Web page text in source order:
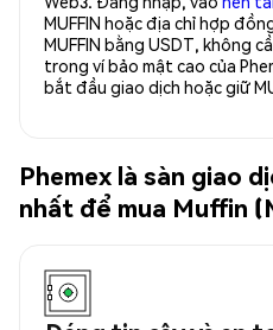
MUFFIN hoặc địa chỉ hợp
MUFFIN bằng USDT, không
trong ví bảo mật cao của
bắt đầu giao dịch hoặc giữ
Phemex là sàn giao
nhất để mua Muffin